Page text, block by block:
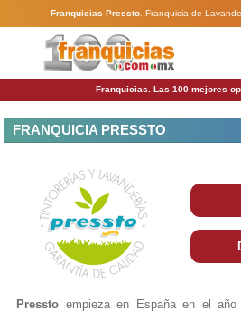
Franquicias Pressto. Franquicia de
Franquicias. Las 100 mejores
FRANQUICIA PRESSTO
Pressto empieza en España en el